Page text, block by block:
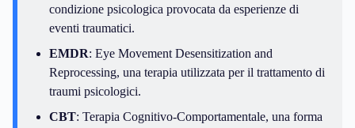
condizione psicologica provocata da esperienze di
eventi traumatici.
EMDR: Eye Movement Desensitization and
Reprocessing, una terapia utilizzata per il trattamento di
traumi psicologici.
CBT: Terapia Cognitivo-Comportamentale, una forma